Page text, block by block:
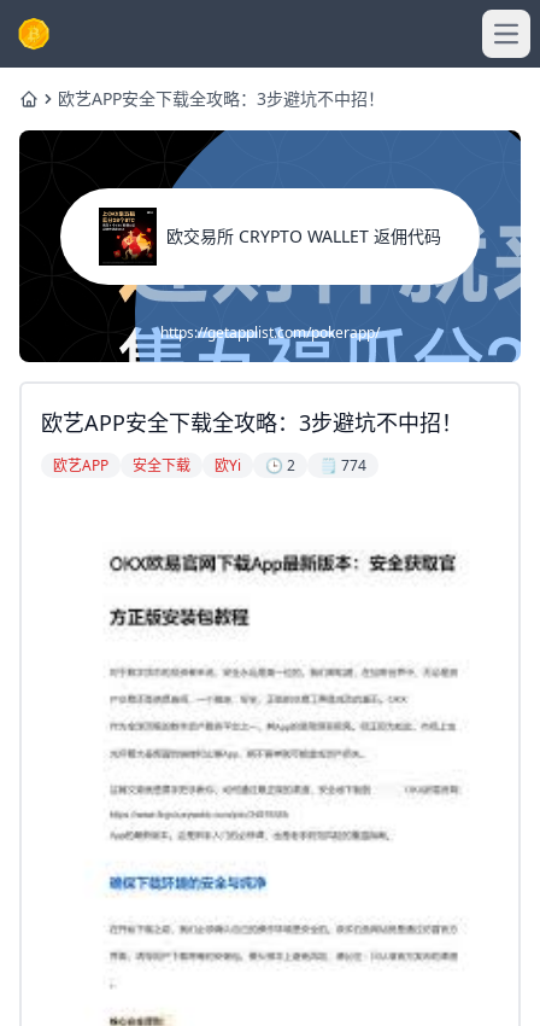
Home欧艺APP安全下载全攻略：3步避坑不中招！
欧交易所 CRYPTO WALLET 返佣代码
https://getapplist.com/pokerapp/
欧艺APP安全下载全攻略：3步避坑不中招！
欧艺APP 安全下载 欧yi 🕒 2 🗒️ 774